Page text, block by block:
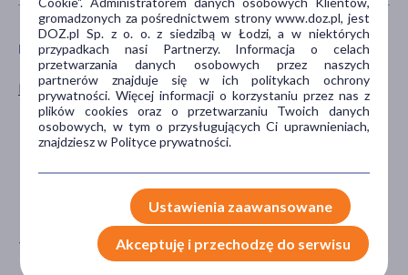
PŁEĆ
Kobieta
WIEK
dla młodzieży
dla dorosłych
dla seniorów
30+
pokaż więcej ...
TYP PRODUKTU POSTAĆ
gromadzonych za pośrednictwem strony www.doz.pl, jest
DOZ.pl Sp. z o. o. z siedzibą w Łodzi, a w niektórych
przypadkach nasi Partnerzy. Informacja o celach
przetwarzania danych osobowych przez naszych
partnerów znajduje się w ich politykach ochrony
prywatności. Więcej informacji o korzystaniu przez nas z
plików cookies oraz o przetwarzaniu Twoich danych
osobowych, w tym o przysługujących Ci uprawnieniach,
znajdziesz w Polityce prywatności.
Ustawienia zaawansowane
Akceptuję i przechodzę do serwisu